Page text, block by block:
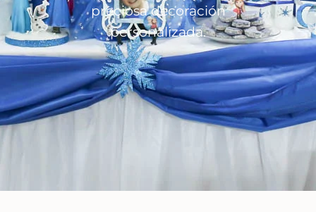
preciosa decoración
personalizada.